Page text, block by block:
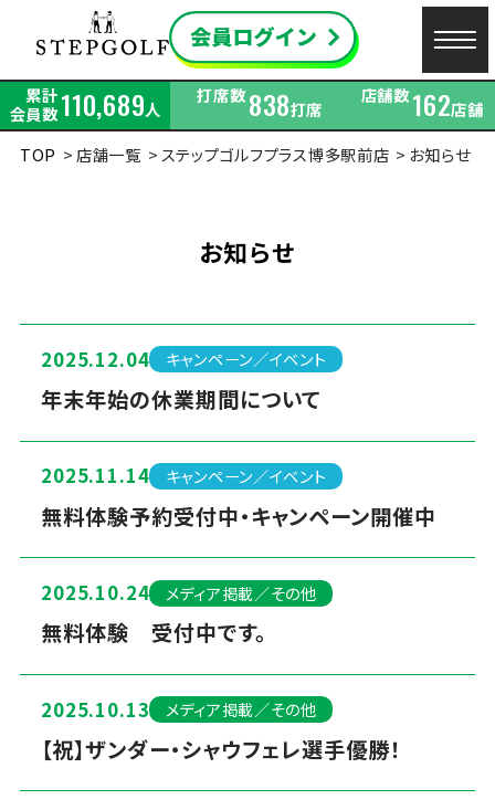
累計
会員数110,689人
打席数838打席
店舗数162店舗
TOP
店舗一覧 ステップゴルフプラス博多駅前店 お知らせ
お知らせ
2025.12.04 キャンペーン／イベント
年末年始の休業期間について
2025.11.14 キャンペーン／イベント
無料体験予約受付中・キャンペーン開催中
2025.10.24 メディア掲載／その他
無料体験 受付中です。
2025.10.13 メディア掲載／その他
【祝】ザンダー・シャウフェレ選手優勝！